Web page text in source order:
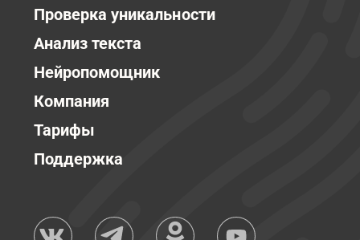
Проверка уникальности
Анализ текста
Нейропомощник
Компания
Тарифы
Поддержка